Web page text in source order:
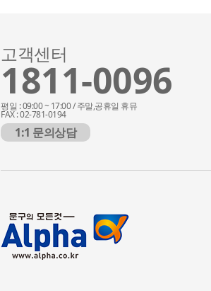
고객센터
1811-0096
평일 : 09:00 ~ 17:00 / 주말,공휴일 휴뮤
FAX : 02-781-0194
1:1 문의상담